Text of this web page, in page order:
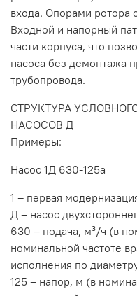
входа. Опорами ротора
Входной и напорный
части корпуса, что
насоса без демонтажа
трубопровода.
СТРУКТУРА
НАСОСОВ Д
Примеры:
Насос 1Д 630-125а
1 – первая
Д – насос
630 – подача, м³/ч (в
номинальной частоте
исполнения по
125 – напор, м (в